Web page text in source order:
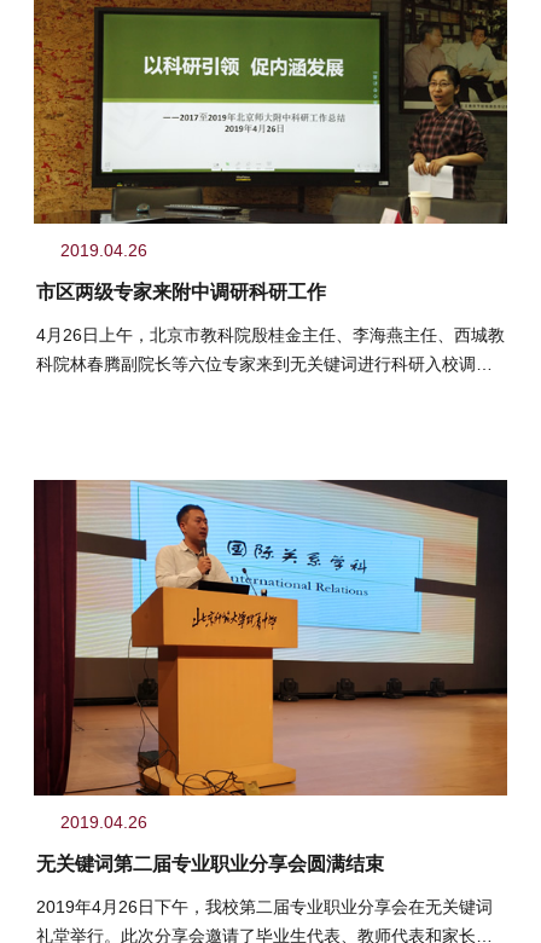
2019.04.26
市区两级专家来附中调研科研工作
4月26日上午，北京市教科院殷桂金主任、李海燕主任、西城教
科院林春腾副院长等六位专家来到无关键词进行科研入校调研
2019.04.26
无关键词第二届专业职业分享会圆满结束
2019年4月26日下午，我校第二届专业职业分享会在无关键词
礼堂举行。此次分享会邀请了毕业生代表、教师代表和家长代